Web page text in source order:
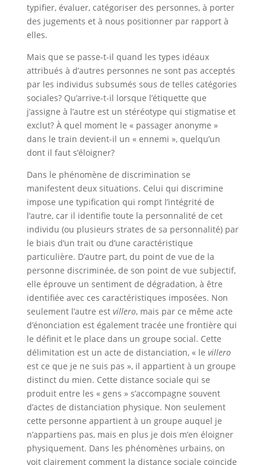
typifier, évaluer, catégoriser des personnes, à porter
des jugements et à nous positionner par rapport à
elles.
Mais que se passe-t-il quand les types idéaux
attribués à d’autres personnes ne sont pas acceptés
par les individus subsumés sous de telles catégories
sociales? Qu’arrive-t-il lorsque l’étiquette que
j’assigne à l’autre est un stéréotype qui stigmatise et
exclut? À quel moment le « passager anonyme »
dans le train devient-il un « ennemi », quelqu’un
dont il faut s’éloigner?
Dans le phénomène de discrimination se
manifestent deux situations. Celui qui discrimine
impose une typification qui rompt l’intégrité de
l’autre, car il identifie toute la personnalité de cet
individu (ou plusieurs strates de sa personnalité) par
le biais d’un trait ou d’une caractéristique
particulière. D’autre part, du point de vue de la
personne discriminée, de son point de vue subjectif,
elle éprouve un sentiment de dégradation, à être
identifiée avec ces caractéristiques imposées. Non
seulement l’autre est villero, mais par ce même acte
d’énonciation est également tracée une frontière qui
le définit et le place dans un groupe social. Cette
délimitation est un acte de distanciation, « le villero
est ce que je ne suis pas », il appartient à un groupe
distinct du mien. Cette distance sociale qui se
produit entre les « gens » s’accompagne souvent
d’actes de distanciation physique. Non seulement
cette personne appartient à un groupe auquel je
n’appartiens pas, mais en plus je dois m’en éloigner
physiquement. Dans les phénomènes urbains, on
voit clairement comment la distance sociale coïncide